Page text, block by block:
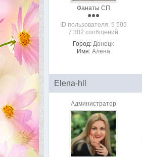
Фанаты СП
ID пользователя: 5 505
7 382 сообщений
Город: Донецк
Имя: Алена
Elena-hll
Администратор